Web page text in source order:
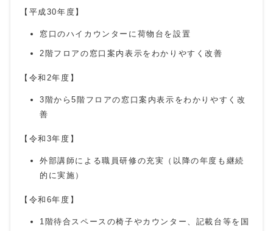
【平成30年度】
窓口のハイカウンターに荷物台を設置
2階フロアの窓口案内表示をわかりやすく改善
【令和2年度】
3階から5階フロアの窓口案内表示をわかりやすく改
善
【令和3年度】
外部講師による職員研修の充実（以降の年度も継続
的に実施）
【令和6年度】
1階待合スペースの椅子やカウンター、記載台等を国